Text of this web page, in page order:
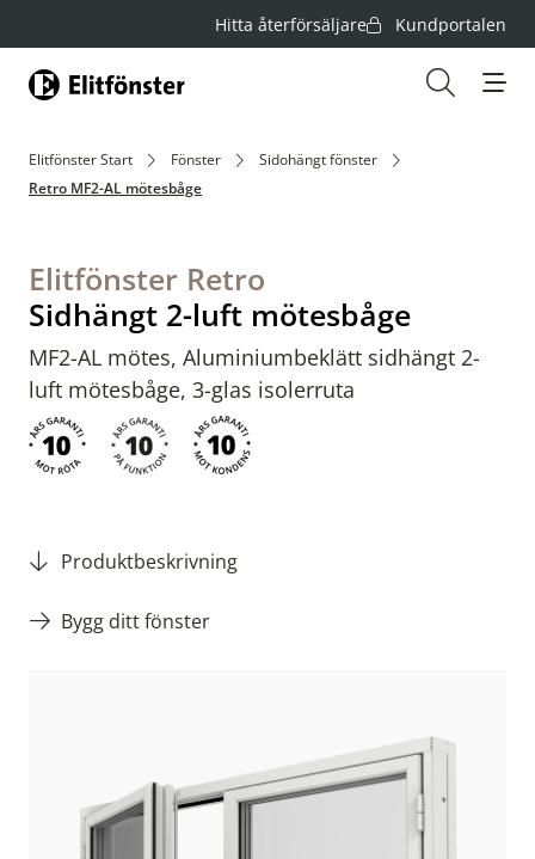
Hitta återförsäljare Kundportalen
Hem
Elitfönster Start Fönster
Sidohängt fönster
Retro MF2-AL mötesbåge
Elitfönster Retro
Sidhängt 2-luft mötesbåge
MF2-AL mötes, Aluminiumbeklätt sidhängt 2-
luft mötesbåge, 3-glas isolerruta
Produktbeskrivning
Bygg ditt fönster